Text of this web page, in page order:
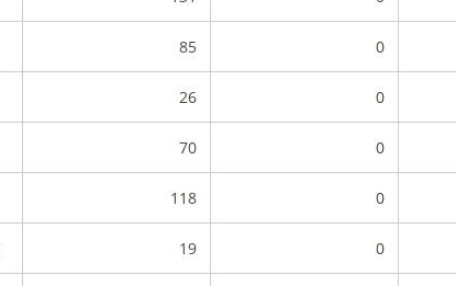
85 0
26 0
70 0
118 0
19 0